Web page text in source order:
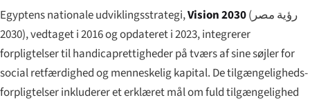
Egyptens nationale udviklingsstrategi,Vision 2030(رؤية مصر
2030), vedtaget i 2016 og opdateret i 2023, integrerer
forpligtelser til handicaprettigheder på tværs af sine søjler for
social retfærdighed og menneskelig kapital. De tilgængeligheds-
forpligtelser inkluderer et erklæret mål om fuld tilgængelighed